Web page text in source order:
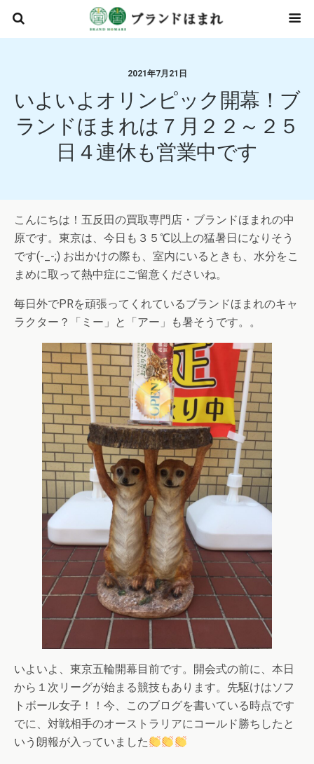
2021年7月21日
いよいよオリンピック開幕！ブ
ランドほまれは７月２２～２５
日４連休も営業中です
こんにちは！五反田の買取専門店・ブランドほまれの中
原です。東京は、今日も３５℃以上の猛暑日になりそう
です(-_-;) お出かけの際も、室内にいるときも、水分をこ
まめに取って熱中症にご留意くださいね。
毎日外でPRを頑張ってくれているブランドほまれのキャ
ラクター？「ミー」と「アー」も暑そうです。。
いよいよ、東京五輪開幕目前です。開会式の前に、本日
から１次リーグが始まる競技もあります。先駆けはソフ
トボール女子！！今、このブログを書いている時点です
でに、対戦相手のオーストラリアにコールド勝ちしたと
いう朗報が入っていました